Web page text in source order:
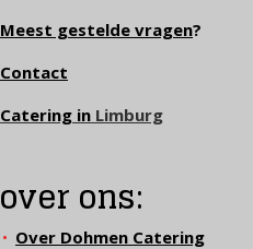
Meest gestelde vragen?
Contact
Catering in Limburg
over ons:
Over Dohmen Catering